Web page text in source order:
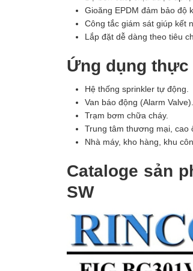
Gioăng EPDM đảm bảo độ
Công tắc giám sát giúp kết
Lắp đặt dễ dàng theo tiêu
Ứng dụng thực
Hệ thống sprinkler tự động.
Van báo động (Alarm Valve).
Trạm bơm chữa cháy.
Trung tâm thương mại, cao
Nhà máy, kho hàng, khu
Cataloge sản
SW